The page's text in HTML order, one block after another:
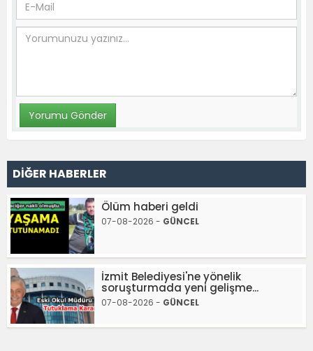
DİĞER HABERLER
Ölüm haberi geldi
07-08-2026 - GÜNCEL
İzmit Belediyesi'ne yönelik
soruşturmada yeni gelişme...
07-08-2026 - GÜNCEL